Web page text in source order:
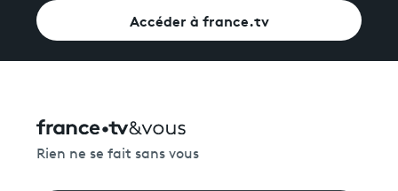
Accéder à france.tv
Rien ne se fait sans vous